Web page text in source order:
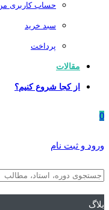
حساب کاربری
سبد خرید
پرداخت
مقالات
از کجا شروع کنیم؟
0
ورود و ثبت نام
بلاگ